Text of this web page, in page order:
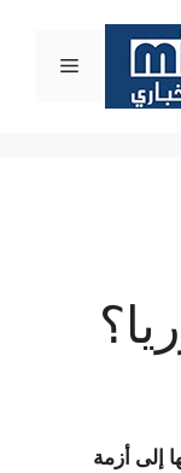
القائمة
إلى أزمة